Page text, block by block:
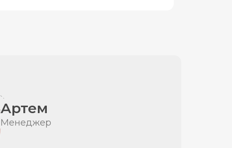
Артем
Менеджер